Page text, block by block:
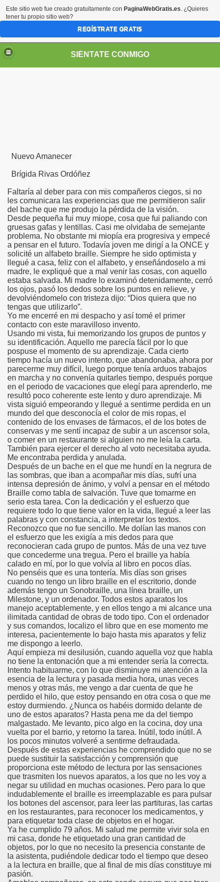
SIÉNTATE CONMIGO
Nuevo Amanecer
Brígida Rivas Ordóñez
Faltaría al deber para con mis compañeros ciegos, si no
les comunicara las experiencias que me permitieron salir
del bache que me produjo la pérdida de la visión.
Desde pequeña fui muy miope, cosa que fui paliando con
gruesas gafas y lentillas. Casi me olvidaba de semejante
problema. No obstante mi miopía era progresiva y empecé
a pensar en el futuro. Todavía joven me dirigí a la ONCE y
solicité un alfabeto braille. Siempre he sido optimista y
llegué a casa, feliz con el alfabeto, y enseñándoselo a mi
madre, le expliqué que a mal venir las cosas, con aquello
estaba salvada. Mi madre lo examinó detenidamente, cerró
los ojos, pasó los dedos sobre los puntos en relieve, y
devolviéndomelo con tristeza dijo: “Dios quiera que no
tengas que utilizarlo”.
Yo me encerré en mi despacho y así tomé el primer
contacto con este maravilloso invento.
Usando mi vista, fui memorizando los grupos de puntos y
su identificación. Aquello me parecía fácil por lo que
pospuse el momento de su aprendizaje. Cada cierto
tiempo hacía un nuevo intento, que abandonaba, ahora por
parecerme muy difícil, luego porque tenía arduos trabajos
en marcha y no convenía quitarles tiempo, después porque
en el periodo de vacaciones que elegí para aprenderlo, me
resultó poco coherente este lento y duro aprendizaje. Mi
vista siguió empeorando y llegué a sentirme perdida en un
mundo del que desconocía el color de mis ropas, el
contenido de los envases de fármacos, el de los botes de
conservas y me sentí incapaz de subir a un ascensor sola,
o comer en un restaurante si alguien no me leía la carta.
También para ejercer el derecho al voto necesitaba ayuda.
Me encontraba perdida y anulada.
Después de un bache en el que me hundí en la negrura de
las sombras, que iban a acompañar mis días, sufrí una
intensa depresión de ánimo, y volví a pensar en el método
Braille como tabla de salvación. Tuve que tomarme en
serio esta tarea. Con la dedicación y el esfuerzo que
requiere todo lo que tiene valor en la vida, llegué a leer las
palabras y con constancia, a interpretar los textos.
Reconozco que no fue sencillo. Me dolían las manos con
el esfuerzo que les exigía a mis dedos para que
reconocieran cada grupo de puntos. Más de una vez tuve
que concederme una tregua. Pero el braille ya había
calado en mí, por lo que volvía al libro en pocos días.
No penséis que es una tontería. Mis días son grises
cuando no tengo un libro braille en el escritorio, donde
además tengo un Sonobraille, una línea braille, un
Milestone, y un ordenador. Todos estos aparatos los
manejo aceptablemente, y en ellos tengo a mi alcance una
ilimitada cantidad de obras de todo tipo. Con el ordenador
y sus comandos, localizo el libro que en ese momento me
interesa, pacientemente lo bajo hasta mis aparatos y feliz
me dispongo a leerlo.
Aquí empieza mi desilusión, cuando aquella voz que habla
no tiene la entonación que a mi entender sería la correcta.
Intento habituarme, con lo que disminuye mi atención a la
esencia de la lectura y pasada media hora, unas veces
menos y otras más, me vengo a dar cuenta de que he
perdido el hilo, que estoy pensando en otra cosa o que me
estoy durmiendo. ¿Nunca os habéis dormido delante de
uno de estos aparatos? Hasta pena me da del tiempo
malgastado. Me levanto, pico algo en la cocina, doy una
vuelta por el barrio, y retorno la tarea. Inútil, todo inútil. A
los pocos minutos volveré a sentirme defraudada.
Después de estas experiencias he comprendido que no se
puede sustituir la satisfacción y comprensión que
proporciona este método de lectura por las sensaciones
que trasmiten los nuevos aparatos, a los que no les voy a
negar su utilidad en muchas ocasiones. Pero para lo que
indudablemente el braille es irreemplazable es para pulsar
los botones del ascensor, para leer las partituras, las cartas
en los restaurantes, para reconocer los medicamentos, y
para etiquetar toda clase de objetos en el hogar.
Ya he cumplido 79 años. Mi salud me permite vivir sola en
mi casa, donde he etiquetado una gran cantidad de
objetos, por lo que no necesito la presencia constante de
la asistenta, pudiéndole dedicar todo el tiempo que deseo
a la lectura en braille, que al final de mis días constituye mi
pasión.
Zurita)
(Pedro Zurita)
(grup d'Afiliats CRE ONCE Barcelona, Català y
Visual (Pedro Zurita)
los Ciegos (Pablo Madrid Herruzo)
Bejarano)
León (Juan José Miñana)
a Charles Barbier (Pablo Madrid Herruzo)
(Pedro Zurita)
Sus Precios (Pedro Zurita)
de l'Adolescència en Nois-es Cecs i Deficients
a Desarrollar CRE Joan Amades ONCE, 1990 (Miquel
en Peligro de Extinción (Eutiquio Cabrerizo)
Todos (Pedro Zurita)
Borrás)
Social, Córdoba 03-03-09 (Pedro A. Zurita)
de Sor Sacramento)
Elissalde)
1ª Escuela de Ciegos Que Hubo en España (Jesús
06-09 (Pedro Zurita)
(Francisco Javier Bernal García)
(Roberto Enjuto)
Fundamento Y Sentimientos (Samuel Rodríguez
(Rogelio Muñoz Martínez)
la Luz (Alberto Gil)
(Francesc Miñana)
Suárez Santana)
no latino (Pedro Zurita)
Zurita, Ex Secretario Unión Mundial de Ciegos (Pedro
Ex Secretari Unió Mundial de Cecs, català (Pedro
del Monumento a Luis Braille, 1980 (editora
Baquero, Conferencia (David López)
Este sitio web fue creado gratuitamente con PaginaWebGratis.es. ¿Quieres
tener tu propio sitio web?
REGÍSTRATE GRATIS